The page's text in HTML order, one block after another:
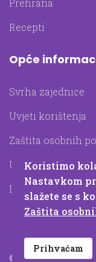
Prehrana
Recepti
Opće
Svrha zajednice
Uvjeti korištenja
Zaštita osobnih
Upotreba kolačića
Impressum
© 2026 Farmavita
Koristimo
Nastavkom
slažete se s
Zaštita
Prihvaćam